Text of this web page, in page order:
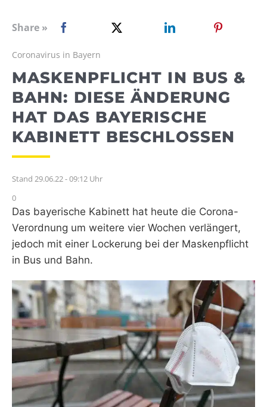
Share »
Coronavirus in Bayern
MASKENPFLICHT IN BUS &
BAHN: DIESE ÄNDERUNG
HAT DAS BAYERISCHE
KABINETT BESCHLOSSEN
Stand 29.06.22 - 09:12 Uhr
0
Das bayerische Kabinett hat heute die Corona-
Verordnung um weitere vier Wochen verlängert,
jedoch mit einer Lockerung bei der Maskenpflicht
in Bus und Bahn.